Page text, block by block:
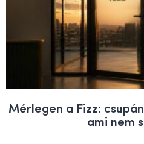
Mérlegen a Fizz:
ami nem